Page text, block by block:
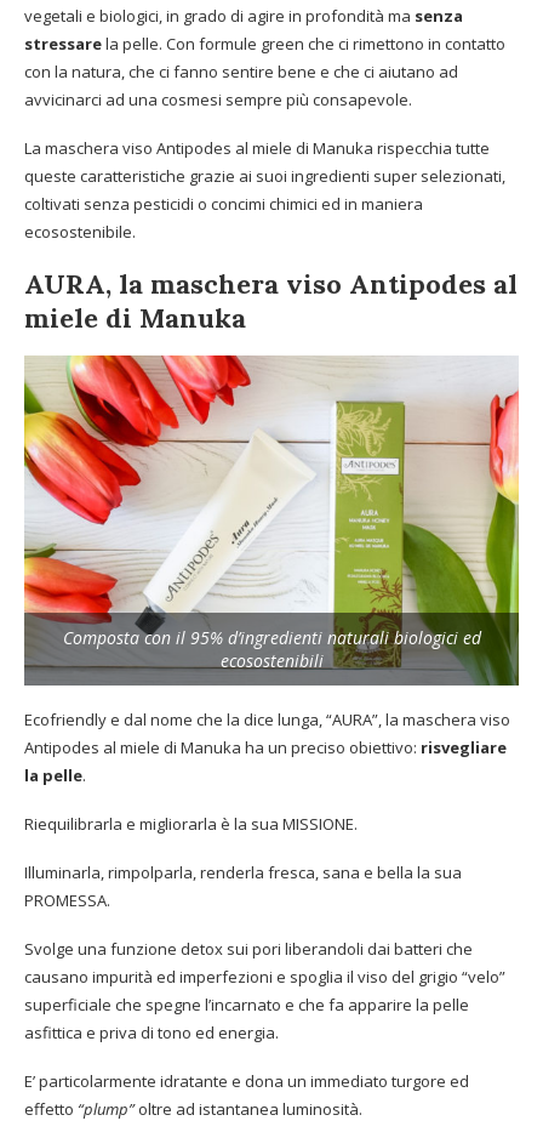
vegetali e biologici, in grado di agire in profondità ma senza
stressarela pelle. Con formule green che ci rimettono in contatto
con la natura, che ci fanno sentire bene e che ci aiutano ad
avvicinarci ad una cosmesi sempre più consapevole.
La maschera viso Antipodes al miele di Manuka rispecchia tutte
queste caratteristiche grazie ai suoi ingredienti super selezionati,
coltivati senza pesticidi o concimi chimici ed in maniera
ecosostenibile.
AURA, la maschera viso Antipodes al
miele di Manuka
Composta con il 95% d’ingredienti naturali biologici ed
ecosostenibili
Ecofriendly e dal nome che la dice lunga, “AURA”, la maschera viso
Antipodes al miele di Manuka ha un preciso obiettivo: risvegliare
la pelle.
Riequilibrarla e migliorarla è la sua MISSIONE.
Illuminarla, rimpolparla, renderla fresca, sana e bella la sua
PROMESSA.
Svolge una funzione detox sui pori liberandoli dai batteri che
causano impurità ed imperfezioni e spoglia il viso del grigio “velo”
superficiale che spegne l’incarnato e che fa apparire la pelle
asfittica e priva di tono ed energia.
E’ particolarmente idratante e dona un immediato turgore ed
effetto “plump”oltre ad istantanea luminosità.